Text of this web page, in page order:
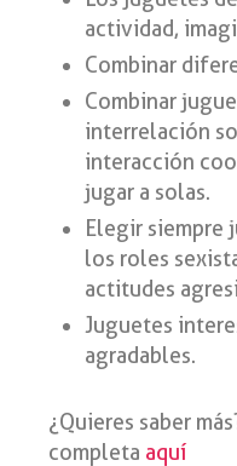
actividad,
Combinar
Combinar
interrelación
interacción
jugar a solas.
Elegir siempre
los roles
actitudes
Juguetes
agradables.
¿Quieres saber
completa aquí